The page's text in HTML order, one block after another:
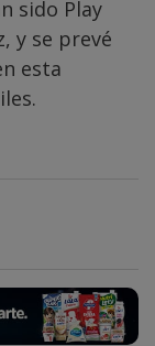
sido Play
y se prevé
esta